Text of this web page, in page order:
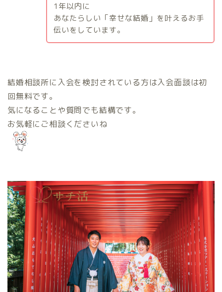
1 年以内に
あなたらしい「幸せな結婚」を叶えるお手
伝いをしています。
結婚相談所に入会を検討されている方は入会面談は初
回無料です。
気になることや質問でも結構です。
お気軽にご相談くださいね